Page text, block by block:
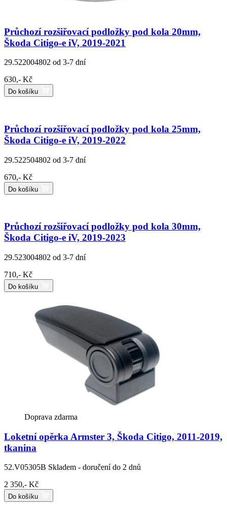
Průchozí rozšiřovací podložky pod kola 20mm,
Škoda Citigo-e iV, 2019-2021
29.522004802 od 3-7 dní
630,- Kč
Do košíku
Průchozí rozšiřovací podložky pod kola 25mm,
Škoda Citigo-e iV, 2019-2022
29.522504802 od 3-7 dní
670,- Kč
Do košíku
Průchozí rozšiřovací podložky pod kola 30mm,
Škoda Citigo-e iV, 2019-2023
29.523004802 od 3-7 dní
710,- Kč
Do košíku
Doprava zdarma
Loketní opěrka Armster 3, Škoda Citigo, 2011-2019,
tkanina
52.V05305B Skladem - doručení do 2 dnů
2 350,- Kč
Do košíku